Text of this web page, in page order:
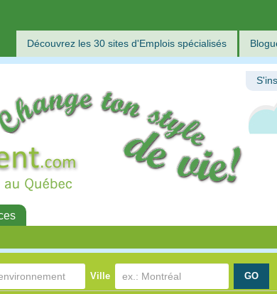
Découvrez les 30 sites d'Emplois spécialisés
Ville